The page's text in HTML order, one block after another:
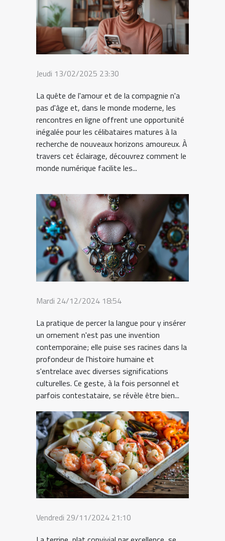
Jeudi 13/02/2025 23:30
La quête de l'amour et de la compagnie n'a
pas d'âge et, dans le monde moderne, les
rencontres en ligne offrent une opportunité
inégalée pour les célibataires matures à la
recherche de nouveaux horizons amoureux. À
travers cet éclairage, découvrez comment le
monde numérique facilite les...
Mardi 24/12/2024 18:54
La pratique de percer la langue pour y insérer
un ornement n'est pas une invention
contemporaine; elle puise ses racines dans la
profondeur de l'histoire humaine et
s'entrelace avec diverses significations
culturelles. Ce geste, à la fois personnel et
parfois contestataire, se révèle être bien...
Vendredi 29/11/2024 21:10